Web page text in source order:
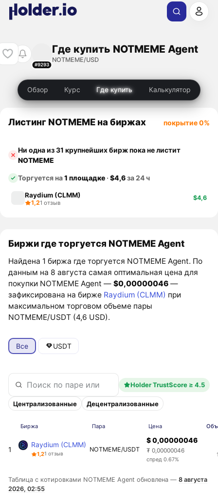
#9293
Где купить NOTMEME Agent
NOTMEME/USD
Обзор Курс Где купить Калькулятор
Листинг NOTMEME на биржах покрытие 0%
Ни одна из 31 крупнейших бирж пока не листит
NOTMEME
Торгуется на1 площадке ·$4,6за 24 ч
Raydium (CLMM)
1,21 отзыв
$4,6
Биржи где торгуется NOTMEME Agent
Найдена 1 биржа где торгуется NOTMEME Agent. По
данным на 8 августа самая оптимальная цена для
покупки NOTMEME Agent —$0,00000046 —
зафиксирована на бирже Raydium (CLMM) при
максимальном торговом объеме пары
NOTMEME/USDT (4,6 USD).
Все USDT
Holder TrustScore ≥ 4.5
Централизованные Децентрализованные
Биржа Пара Цена
1
Raydium (CLMM)
1,21 отзыв
NOTMEME/USDT
$ 0,00000046
₮ 0,00000046
спред 0.67%
Таблица с котировками NOTMEME Agent обновлена —8 августа
2026, 02:55